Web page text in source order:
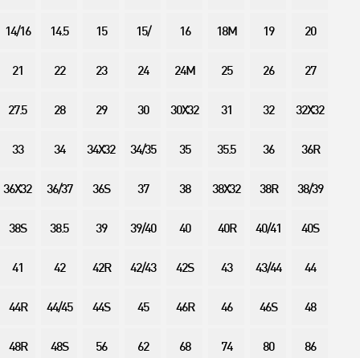
14/16 14.5 15 15/ 16 18M 19 20
21 22 23 24 24M 25 26 27
27.5 28 29 30 30X32 31 32 32X32
33 34 34X32 34/35 35 35.5 36 36R
36X32 36/37 36S 37 38 38X32 38R 38/39
38S 38.5 39 39/40 40 40R 40/41 40S
41 42 42R 42/43 42S 43 43/44 44
44R 44/45 44S 45 46R 46 46S 48
48R 48S 56 62 68 74 80 86